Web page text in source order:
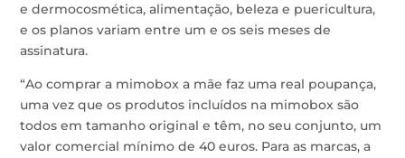
e dermocosmética, alimentação, beleza e puericultura,
e os planos variam entre um e os seis meses de
assinatura.
“Ao comprar a mimobox a mãe faz uma real poupança,
uma vez que os produtos incluídos na mimobox são
todos em tamanho original e têm, no seu conjunto, um
valor comercial mínimo de 40 euros. Para as marcas, a